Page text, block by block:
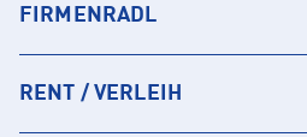
FIRMENRADL
RENT / VERLEIH